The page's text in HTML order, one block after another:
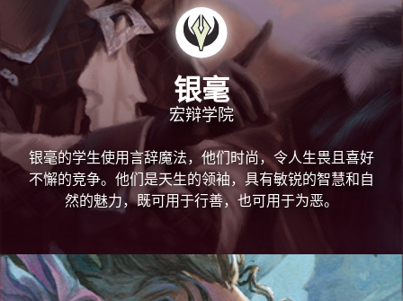
银毫
宏辩学院
银毫的学生使用言辞魔法，他们时尚，令人生畏且喜好
不懈的竞争。他们是天生的领袖，具有敏锐的智慧和自
然的魅力，既可用于行善，也可用于为恶。